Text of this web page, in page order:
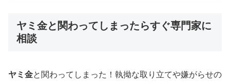
ヤミ金と関わってしまったらすぐ専門家に
相談
ヤミ金と関わってしまった！執拗な取り立てや嫌がらせの